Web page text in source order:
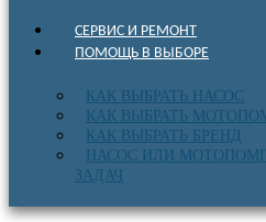
СЕРВИС И РЕМОНТ
ПОМОЩЬ В ВЫБОРЕ
КАК ВЫБРАТЬ НАСОС
КАК ВЫБРАТЬ
КАК ВЫБРАТЬ БРЕНД
НАСОС ИЛИ
ЗАДАЧ